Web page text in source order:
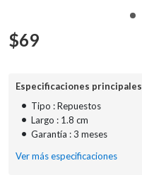
$69
Especificaciones principales
• Tipo : Repuestos
• Largo : 1.8 cm
• Garantía : 3 meses
Ver más especificaciones